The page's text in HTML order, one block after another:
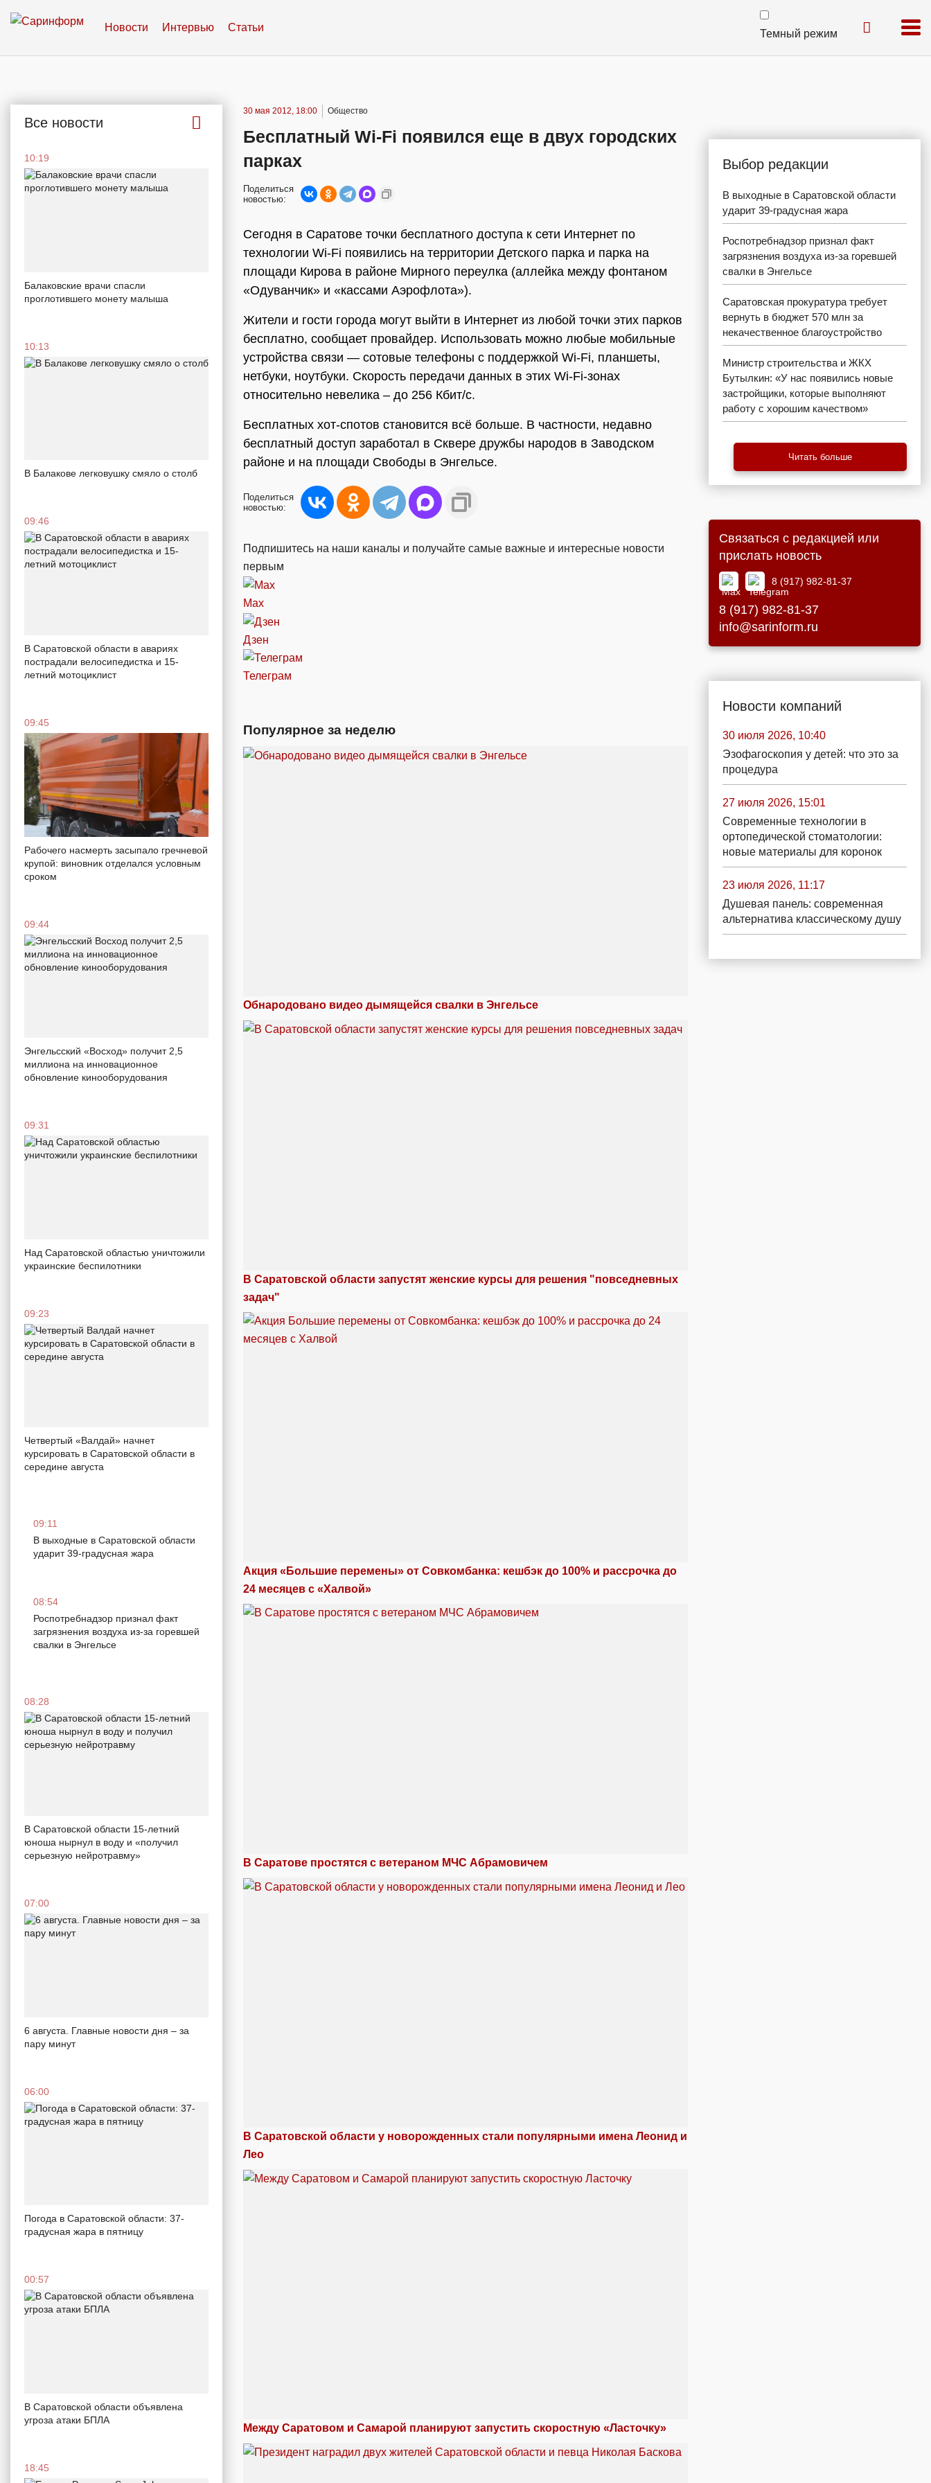
Новости Интервью Статьи
Темный режим
Все новости
10:19
Балаковские врачи спасли
проглотившего монету малыша
10:13
В Балакове легковушку смяло о столб
09:46
В Саратовской области в авариях
пострадали велосипедистка и 15-
летний мотоциклист
09:45
Рабочего насмерть засыпало гречневой
крупой: виновник отделался условным
сроком
09:44
Энгельсский «Восход» получит 2,5
миллиона на инновационное
обновление кинооборудования
09:31
Над Саратовской областью уничтожили
украинские беспилотники
09:23
Четвертый «Валдай» начнет
курсировать в Саратовской области в
середине августа
09:11
В выходные в Саратовской области
ударит 39-градусная жара
08:54
Роспотребнадзор признал факт
загрязнения воздуха из-за горевшей
свалки в Энгельсе
08:28
В Саратовской области 15-летний
юноша нырнул в воду и «получил
серьезную нейротравму»
07:00
6 августа. Главные новости дня – за
пару минут
06:00
Погода в Саратовской области: 37-
градусная жара в пятницу
00:57
В Саратовской области объявлена
угроза атаки БПЛА
18:45
30 мая 2012, 18:00 Общество
Бесплатный Wi-Fi появился еще в двух городских
парках
Поделиться
новостью:
Сегодня в Саратове точки бесплатного доступа к сети Интернет по
технологии Wi-Fi появились на территории Детского парка и парка на
площади Кирова в районе Мирного переулка (аллейка между фонтаном
«Одуванчик» и «кассами Аэрофлота»).
Жители и гости города могут выйти в Интернет из любой точки этих парков
бесплатно, сообщает провайдер. Использовать можно любые мобильные
устройства связи — сотовые телефоны с поддержкой Wi-Fi, планшеты,
нетбуки, ноутбуки. Скорость передачи данных в этих Wi-Fi-зонах
относительно невелика – до 256 Кбит/с.
Бесплатных хот-спотов становится всё больше. В частности, недавно
бесплатный доступ заработал в Сквере дружбы народов в Заводском
районе и на площади Свободы в Энгельсе.
Поделиться
новостью:
Подпишитесь на наши каналы и получайте самые важные и интересные новости
первым
Max
Дзен
Телеграм
Популярное за неделю
Обнародовано видео дымящейся свалки в Энгельсе
В Саратовской области запустят женские курсы для решения "повседневных
задач"
Акция «Большие перемены» от Совкомбанка: кешбэк до 100% и рассрочка до
24 месяцев с «Халвой»
В Саратове простятся с ветераном МЧС Абрамовичем
В Саратовской области у новорожденных стали популярными имена Леонид и
Лео
Между Саратовом и Самарой планируют запустить скоростную «Ласточку»
Выбор редакции
В выходные в Саратовской области
ударит 39-градусная жара
Роспотребнадзор признал факт
загрязнения воздуха из-за горевшей
свалки в Энгельсе
Саратовская прокуратура требует
вернуть в бюджет 570 млн за
некачественное благоустройство
Министр строительства и ЖКХ
Бутылкин: «У нас появились новые
застройщики, которые выполняют
работу с хорошим качеством»
Читать больше
Связаться с редакцией или
прислать новость
8 (917) 982-81-37
8 (917) 982-81-37
info@sarinform.ru
Новости компаний
30 июля 2026, 10:40
Эзофагоскопия у детей: что это за
процедура
27 июля 2026, 15:01
Современные технологии в
ортопедической стоматологии:
новые материалы для коронок
23 июля 2026, 11:17
Душевая панель: современная
альтернатива классическому душу